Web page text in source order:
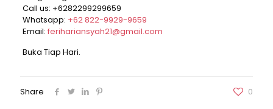
Call us: +6282299299659
Whatsapp: +62 822-9929-9659
Email: ferihariansyah21@gmail.com
Buka Tiap Hari.
Share 0